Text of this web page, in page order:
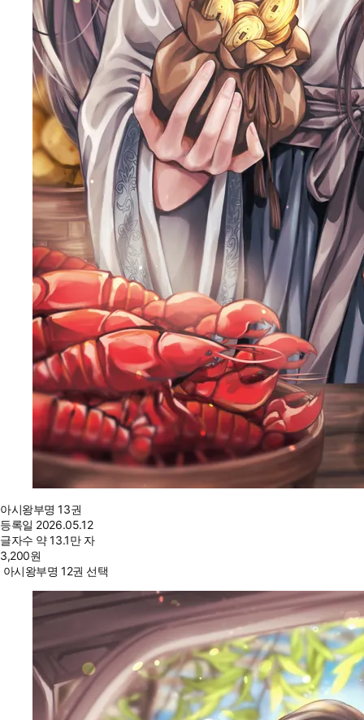
아시왕부명 13권
등록일 2026.05.12
글자수 약 13.1만 자
3,200원
아시왕부명 12권 선택